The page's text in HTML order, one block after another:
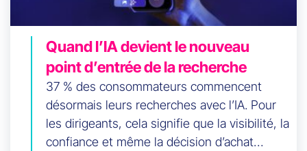
Quand l’IA devient le nouveau
point d’entrée de la recherche
37 % des consommateurs commencent
désormais leurs recherches avec l’IA. Pour
les dirigeants, cela signifie que la visibilité, la
confiance et même la décision d’achat